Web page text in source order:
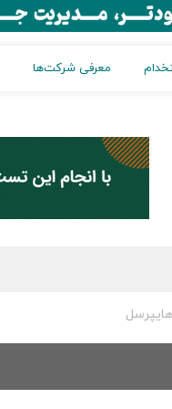
معرفی شرکت‌ها
هایپرسل